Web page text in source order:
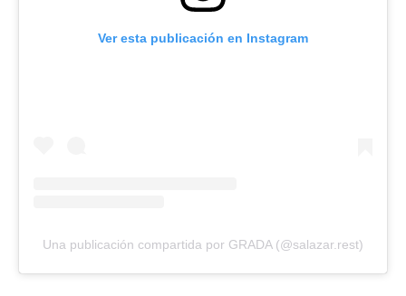
Ver esta publicación en Instagram
Una publicación compartida por GRADA (@salazar.rest)